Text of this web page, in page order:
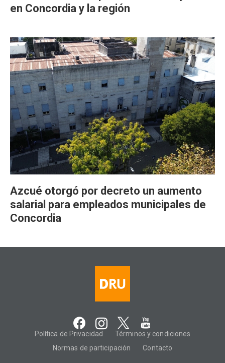
en Concordia y la región
Azcué otorgó por decreto un aumento
salarial para empleados municipales de
Concordia
Política de Privacidad
Términos y condiciones
Normas de participación
Contacto